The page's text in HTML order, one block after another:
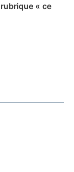
« ce